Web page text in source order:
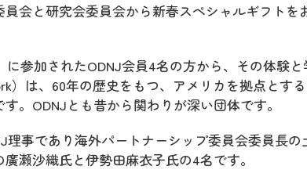
会と研究会委員会から新春スペシャルギフトを
に参加されたODNJ会員4名の方から、その体験
）は、60年の歴史をもつ、アメリカを拠点とす
。ODNJとも昔から関わりが深い団体です。
理事であり海外パートナーシップ委員会委員長の
瀬沙織氏と伊勢田麻衣子氏の4名です。